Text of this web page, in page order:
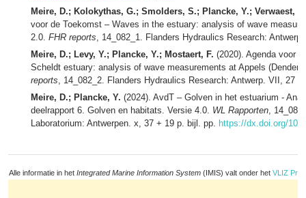
Meire, D.; Kolokythas, G.; Smolders, S.; Plancke, Y.; Verwaest,
voor de Toekomst – Waves in the estuary: analysis of wave
2.0. FHR reports, 14_082_1. Flanders Hydraulics Research:
Meire, D.; Levy, Y.; Plancke, Y.; Mostaert, F. (2020). Agenda voor
Scheldt estuary: analysis of wave measurements at Appels
reports, 14_082_2. Flanders Hydraulics Research: Antwerp. VII, 27
Meire, D.; Plancke, Y. (2024). AvdT – Golven in het estuarium -
deelrapport 6. Golven en habitats. Versie 4.0. WL Rapporten,
Laboratorium: Antwerpen. x, 37 + 19 p. bijl. pp. https://dx.doi.org/
Alle informatie in het Integrated Marine Information System (IMIS) valt onder het VLIZ